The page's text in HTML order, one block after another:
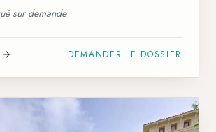
sur demande
DEMANDER LE DOSSIER